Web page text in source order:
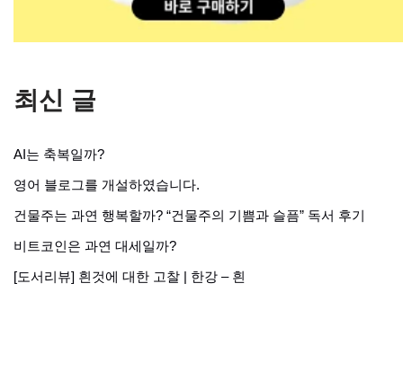
최신 글
AI는 축복일까?
영어 블로그를 개설하였습니다.
건물주는 과연 행복할까? “건물주의 기쁨과 슬픔” 독서 후기
비트코인은 과연 대세일까?
[도서리뷰] 흰것에 대한 고찰 | 한강 – 흰